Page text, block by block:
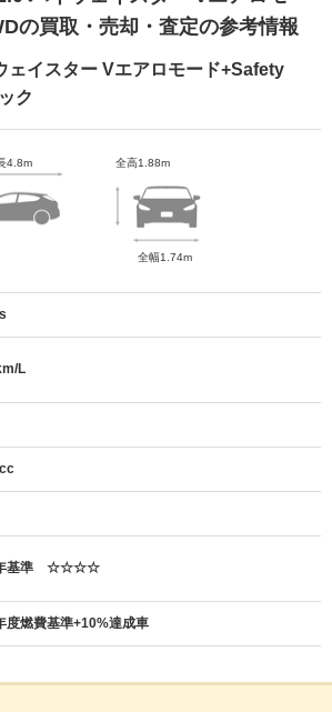
の買取・売却・査定の参考情報
ェイスター Vエアロモード+Safety
ク
4.8m 全高1.88m
全幅1.74m
L
基準 ☆☆☆☆
度燃費基準+10%達成車